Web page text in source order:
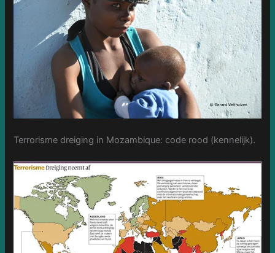
Terrorisme dreiging in Mozambique: code rood (kennelijk).